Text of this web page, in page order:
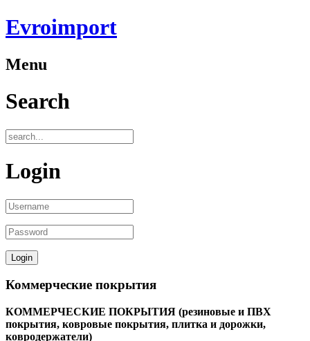
Evroimport
Menu
Search
Login
Коммерческие покрытия
КОММЕРЧЕСКИЕ ПОКРЫТИЯ (резиновые и ПВХ
покрытия, ковровые покрытия, плитка и дорожки,
ковродержатели)